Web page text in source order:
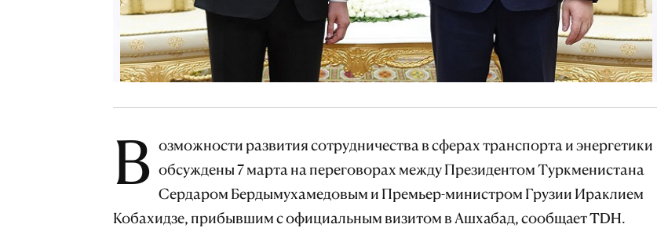
В озможности развития сотрудничества в сферах транспорта и энергетики
обсуждены 7 марта на переговорах между Президентом Туркменистана
Сердаром Бердымухамедовым и Премьер-министром Грузии Ираклием
Кобахидзе, прибывшим с официальным визитом в Ашхабад, сообщает TDH.